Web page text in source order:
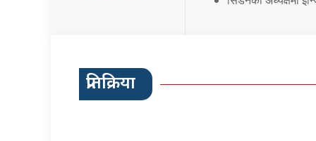
प्रतिक्रिया